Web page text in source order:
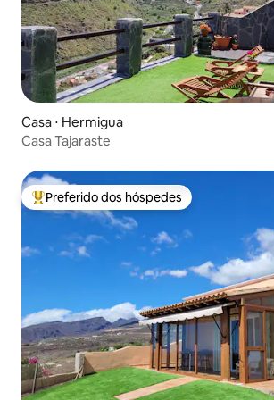
Casa ⋅ Hermigua
Casa Tajaraste
Entre os melhores preferidos dos hóspedes
Preferido dos hóspedes